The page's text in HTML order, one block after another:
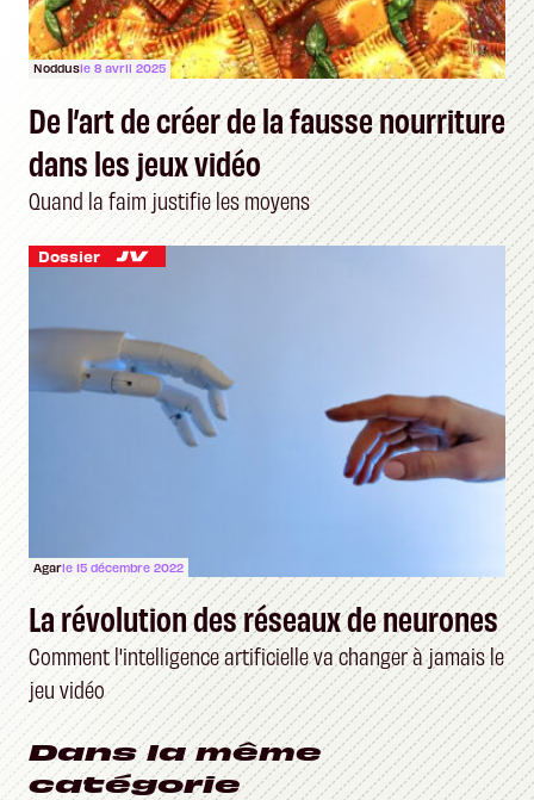
Noddusle 8 avril 2025
De l’art de créer de la fausse nourriture
dans les jeux vidéo
Quand la faim justifie les moyens
Dossier
Agarle 15 décembre 2022
La révolution des réseaux de neurones
Comment l'intelligence artificielle va changer à jamais le
jeu vidéo
Dans la même
catégorie